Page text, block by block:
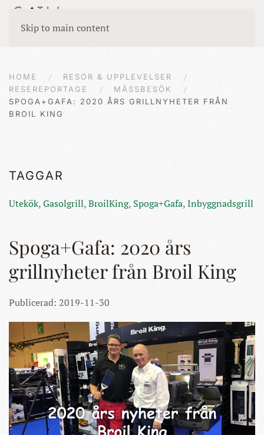
Skip to main content
HOME
RESOR & UPPLEVELSER
RESEREPORTAGE
MÄSSBESÖK
SPOGA+GAFA: 2020 ÅRS GRILLNYHETER FRÅN
BROIL KING
TAGGAR
Utekök,Gasolgrill,BroilKing, Spoga+Gafa,Inbyggnadsgrill
Spoga+Gafa: 2020 års
grillnyheter från Broil King
Publicerad: 2019-11-30